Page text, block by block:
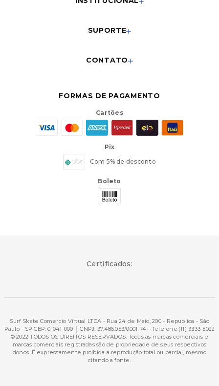
SUPORTE
CONTATO
FORMAS DE PAGAMENTO
Cartões
Pix
Com 5% de desconto
Boleto
Certificados:
Surf Skate Comercio Virtual LTDA - Rua 24 de Maio, 200 - Republica - São
Paulo - SP CEP: 01041-000 │ CNPJ: 37.486.053/0001-74 - Telefone:(11) 3333-5022
© 2022 TODOS OS DIREITOS RESERVADOS. Todas as marcas comerciais e
marcas comerciais registradas são de propriedade de seus respectivos
donos. É expressamente proibida a reprodução total ou parcial, mesmo
citando a fonte.